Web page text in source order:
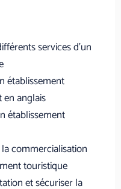
services d’un
établissement
anglais
établissement
commercialisation
touristique
et sécuriser la